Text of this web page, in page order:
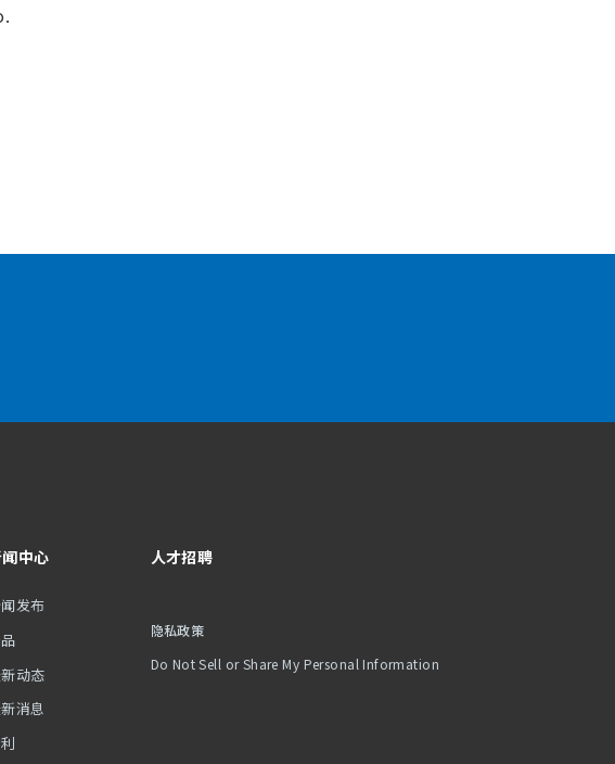
中心
发布
动态
消息
人才招聘
隐私政策
Do Not Sell or Share My Personal Information